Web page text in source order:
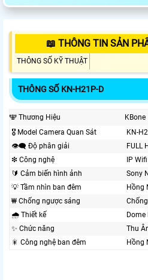
📖 THÔNG TIN SẢN
THÔNG SỐ KỸ THUẬT
THÔNG SỐ KN-H21P-D
🕎 Thương Hiệu
KBone
🎖️ Model Camera Quan Sát
KN-
👁️‍🗨 Độ phân giải
FULL
❇ Công nghệ
IP Wifi
🔰 Cảm biến hình ảnh
Sony
💡 Tầm nhìn ban đêm
Hồng
₩ Chống ngược sáng
🌧️ Thiết kế
✨ Chức năng
Thu
🎇 Công nghệ ban đêm
Hồng